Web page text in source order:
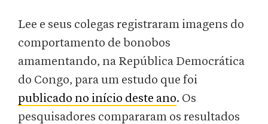
Lee e seus colegas registraram imagens do
comportamento de bonobos
amamentando, na República Democrática
do Congo, para um estudo que foi
publicado no início deste ano. Os
pesquisadores compararam os resultados